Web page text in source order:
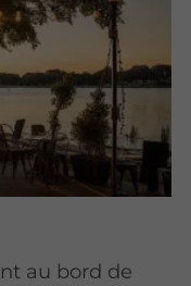
au bord de